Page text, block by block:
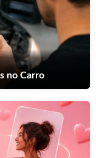
no Carro